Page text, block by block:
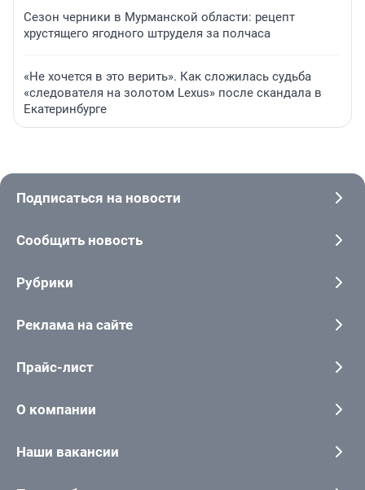
Сезон черники в Мурманской области: рецепт
хрустящего ягодного штруделя за полчаса
«Не хочется в это верить». Как сложилась судьба
«следователя на золотом Lexus» после скандала в
Екатеринбурге
Подписаться на новости
Сообщить новость
Рубрики
Реклама на сайте
Прайс-лист
О компании
Наши вакансии